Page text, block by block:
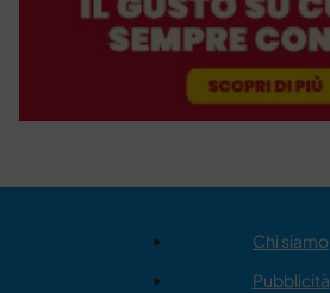
Chi siamo
Pubblicità